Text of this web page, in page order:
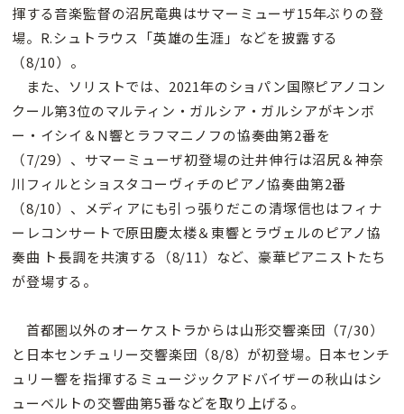
揮する音楽監督の沼尻竜典はサマーミューザ15年ぶりの登
場。R.シュトラウス「英雄の生涯」などを披露する
（8/10）。
また、ソリストでは、2021年のショパン国際ピアノコン
クール第3位のマルティン・ガルシア・ガルシアがキンボ
ー・イシイ＆N響とラフマニノフの協奏曲第2番を
（7/29）、サマーミューザ初登場の辻井伸行は沼尻＆神奈
川フィルとショスタコーヴィチのピアノ協奏曲第2番
（8/10）、メディアにも引っ張りだこの清塚信也はフィナ
ーレコンサートで原田慶太楼＆東響とラヴェルのピアノ協
奏曲 ト長調を共演する（8/11）など、豪華ピアニストたち
が登場する。
首都圏以外のオーケストラからは山形交響楽団（7/30）
と日本センチュリー交響楽団（8/8）が初登場。日本センチ
ュリー響を指揮するミュージックアドバイザーの秋山はシ
ューベルトの交響曲第5番などを取り上げる。